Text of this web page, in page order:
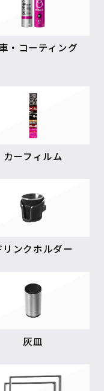
・コーティング
カーフィルム
リンクホルダー
灰皿